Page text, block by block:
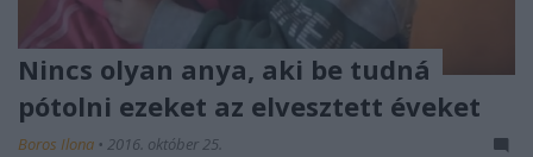
Nincs olyan anya, aki be tudná
pótolni ezeket az elvesztett éveket
Boros Ilona • 2016. október 25.